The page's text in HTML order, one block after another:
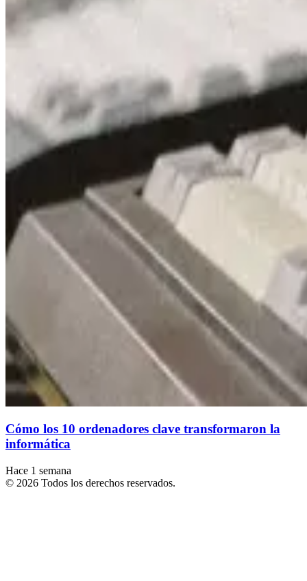
Cómo los 10 ordenadores clave transformaron la
informática
Hace 1 semana
© 2026 Todos los derechos reservados.